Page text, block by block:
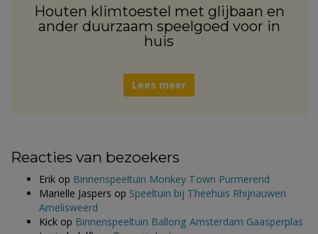
Houten klimtoestel met glijbaan en
ander duurzaam speelgoed voor in
huis
Lees meer
Reacties van bezoekers
Erik op Binnenspeeltuin Monkey Town Purmerend
Marielle Jaspers op Speeltuin bij Theehuis Rhijnauwen
Amelisweerd
Kick op Binnenspeeltuin Ballorig Amsterdam Gaasperplas